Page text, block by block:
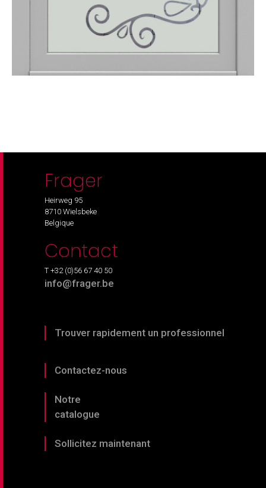
Frager
Heirweg 95
8710 Wielsbeke
Belgique
Contact
T +32 (0)56 67 40 50
info@frager.be
Trouver rapidement un professionnel
Contactez-nous
Notre
catalogue
Sollicitez maintenant